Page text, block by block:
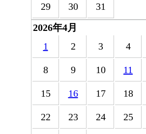
29 30
31
2026年4月
1
2 3 4
8 9 10 11
15 16 17 18
22 23 24 25